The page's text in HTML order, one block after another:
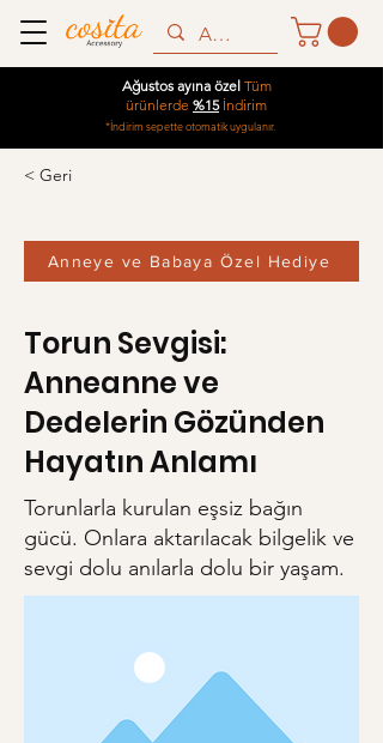
Ağustos ayına özel Tüm
ürünlerde %15İndirim
*İndirim sepette otomatik uygulanır.
< Geri
Anneye ve Babaya Özel Hediye
Torun Sevgisi:
Anneanne ve
Dedelerin Gözünden
Hayatın Anlamı
Torunlarla kurulan eşsiz bağın
gücü. Onlara aktarılacak bilgelik ve
sevgi dolu anılarla dolu bir yaşam.